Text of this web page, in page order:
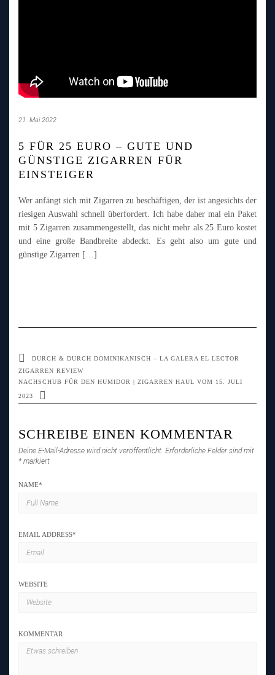
21. Mai 2022
5 FÜR 25 EURO – GUTE UND
GÜNSTIGE ZIGARREN FÜR
EINSTEIGER
Wer anfängt sich mit Zigarren zu beschäftigen, der ist angesichts der
riesigen Auswahl schnell überfordert. Ich habe daher mal ein Paket
mit 5 Zigarren zusammengestellt, das nicht mehr als 25 Euro kostet
und eine große Bandbreite abdeckt. Es geht also um gute und
günstige Zigarren […]
DURCH & DURCH DOMINIKANISCH – LA GALERA EL LECTOR
ZIGARREN REVIEW
NACHSCHUB FÜR DEN HUMIDOR | ZIGARREN HAUL VOM 15. JULI
2023
SCHREIBE EINEN KOMMENTAR
Deine E-Mail-Adresse wird nicht veröffentlicht. Erforderliche Felder sind mit
* markiert
NAME*
EMAIL ADDRESS*
WEBSITE
KOMMENTAR